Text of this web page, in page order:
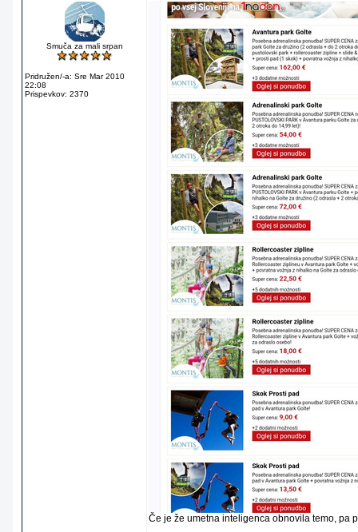
Smuča za mali srpan
Pridružen/-a: Sre Mar 2010
22:08
Prispevkov: 2370
Če je že umetna inteligenca obnovila temo, pa